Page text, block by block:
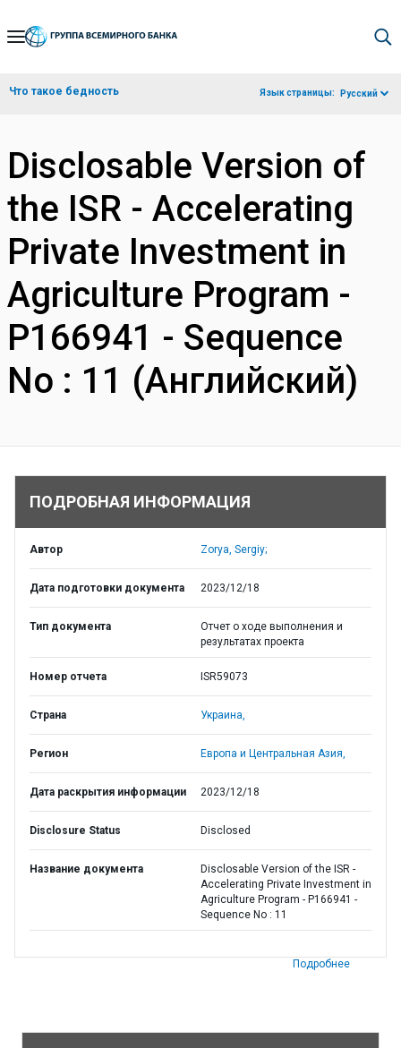
Skip
Navigation
Что такое бедность Язык страницы: Русский
Disclosable Version of
the ISR - Accelerating
Private Investment in
Agriculture Program -
P166941 - Sequence
No : 11 (Английский)
ПОДРОБНАЯ ИНФОРМАЦИЯ
Автор Zorya, Sergiy;
Дата подготовки документа 2023/12/18
Тип документа
Отчет о ходе выполнения и
результатах проекта
Номер отчета ISR59073
Страна Украина,
Регион Европа и Центральная Азия,
Дата раскрытия информации 2023/12/18
Disclosure Status Disclosed
Название документа
Disclosable Version of the ISR -
Accelerating Private Investment in
Agriculture Program - P166941 -
Sequence No : 11
Подробнее